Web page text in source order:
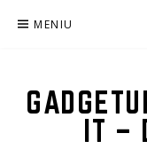
MENIU
IT –